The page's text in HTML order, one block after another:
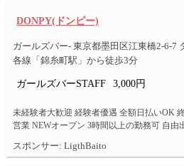
DONPY(ドンピー)
ガールズバー- 東京都墨田区江東橋2-6-7
各線「錦糸町駅」から徒歩3分
ガールズバーSTAFF 3,000円
未経験者大歓迎 経験者優遇 全額日払いOK
営業 NEWオープン 3時間以上の勤務可 自由
スポンサー: LigthBaito